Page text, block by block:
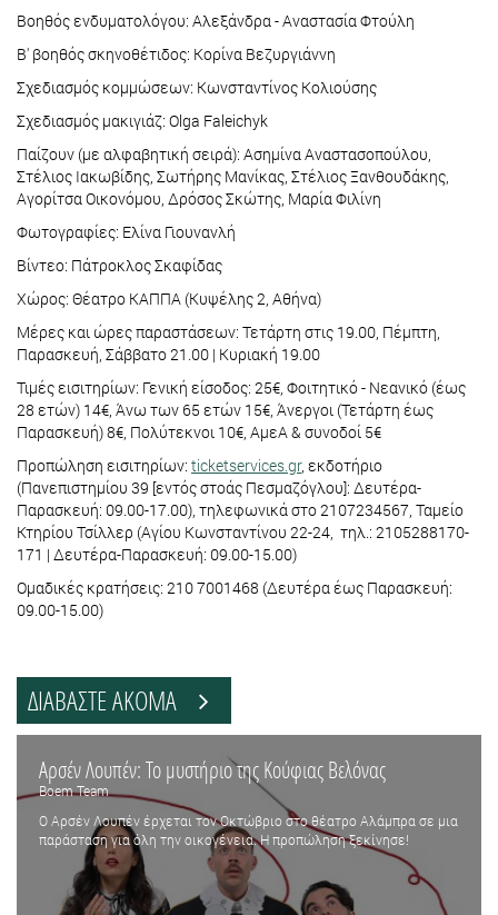
Βοηθός ενδυματολόγου: Αλεξάνδρα - Αναστασία Φτούλη
Β' βοηθός σκηνοθέτιδος: Κορίνα Βεζυργιάννη
Σχεδιασμός κομμώσεων: Κωνσταντίνος Κολιούσης
Σχεδιασμός μακιγιάζ: Olga Faleichyk
Παίζουν (με αλφαβητική σειρά): Ασημίνα Αναστασοπούλου,
Στέλιος Ιακωβίδης, Σωτήρης Μανίκας, Στέλιος Ξανθουδάκης,
Αγορίτσα Οικονόμου, Δρόσος Σκώτης, Μαρία Φιλίνη
Φωτογραφίες: Ελίνα Γιουνανλή
Βίντεο: Πάτροκλος Σκαφίδας
Χώρος: Θέατρο ΚΑΠΠΑ (Κυψέλης 2, Αθήνα)
Μέρες και ώρες παραστάσεων: Τετάρτη στις 19.00, Πέμπτη,
Παρασκευή, Σάββατο 21.00 | Κυριακή 19.00
Τιμές εισιτηρίων: Γενική είσοδος: 25€, Φοιτητικό - Νεανικό (έως
28 ετών) 14€, Άνω των 65 ετών 15€, Άνεργοι (Τετάρτη έως
Παρασκευή) 8€, Πολύτεκνοι 10€, ΑμεΑ & συνοδοί 5€
Προπώληση εισιτηρίων: ticketservices.gr, εκδοτήριο
(Πανεπιστημίου 39 [εντός στοάς Πεσμαζόγλου]: Δευτέρα-
Παρασκευή: 09.00-17.00), τηλεφωνικά στο 2107234567, Ταμείο
Κτηρίου Τσίλλερ (Αγίου Κωνσταντίνου 22-24, τηλ.: 2105288170-
171 | Δευτέρα-Παρασκευή: 09.00-15.00)
Ομαδικές κρατήσεις: 210 7001468 (Δευτέρα έως Παρασκευή:
09.00-15.00)
ΔΙΑΒΑΣΤΕ ΑΚΟΜΑ
Αρσέν Λουπέν: Το μυστήριο της Κούφιας Βελόνας
Boem Team
Ο Αρσέν Λουπέν έρχεται τον Οκτώβριο στο θέατρο Αλάμπρα σε μια
παράσταση για όλη την οικογένεια. Η προπώληση ξεκίνησε!